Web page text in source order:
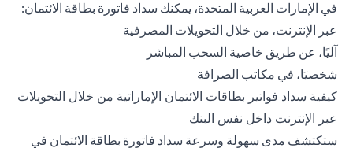
في الإمارات العربية المتحدة، يمكنك سداد فاتورة بطاقة الائتمان:
عبر الإنترنت، من خلال التحويلات المصرفية
آليًا، عن طريق خاصية السحب المباشر
شخصيَا، في مكاتب الصرافة
كيفية سداد فواتير بطاقات الائتمان الإماراتية من خلال التحويلات
عبر الإنترنت داخل نفس البنك
ستكتشف مدى سهولة وسرعة سداد فاتورة بطاقة الائتمان في